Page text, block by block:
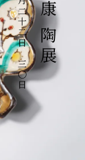
八月二十二日～三〇日